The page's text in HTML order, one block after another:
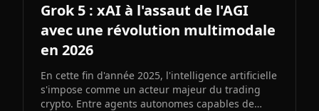
Grok 5 : xAI à l'assaut de l'AGI
avec une révolution multimodale
en 2026
En cette fin d'année 2025, l'intelligence artificielle
s'impose comme un acteur majeur du trading
crypto. Entre agents autonomes capables de